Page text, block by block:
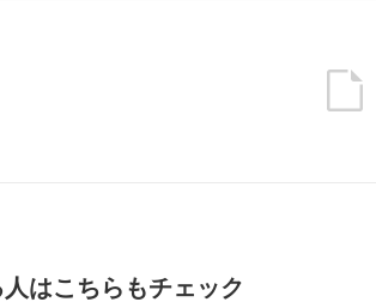
はこちらもチェック